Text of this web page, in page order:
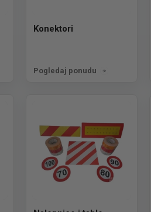
Konektori
Pogledaj ponudu